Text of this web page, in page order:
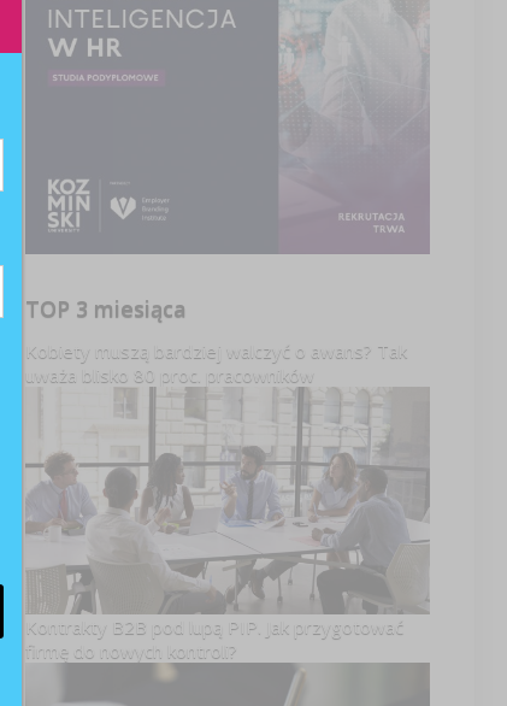
TOP 3 miesiąca
Kobiety muszą bardziej walczyć o awans? Tak
uważa blisko 80 proc. pracowników
Kontrakty B2B pod lupą PIP. Jak przygotować
firmę do nowych kontroli?